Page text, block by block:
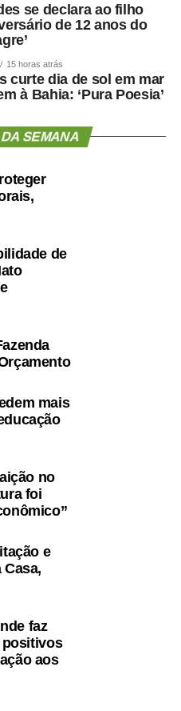
se declara ao filho
de 12 anos do
15 horas atrás
curte dia de sol em mar
à Bahia: ‘Pura Poesia’
SEMANA
de
mais
no
foi
e
faz
positivos
aos